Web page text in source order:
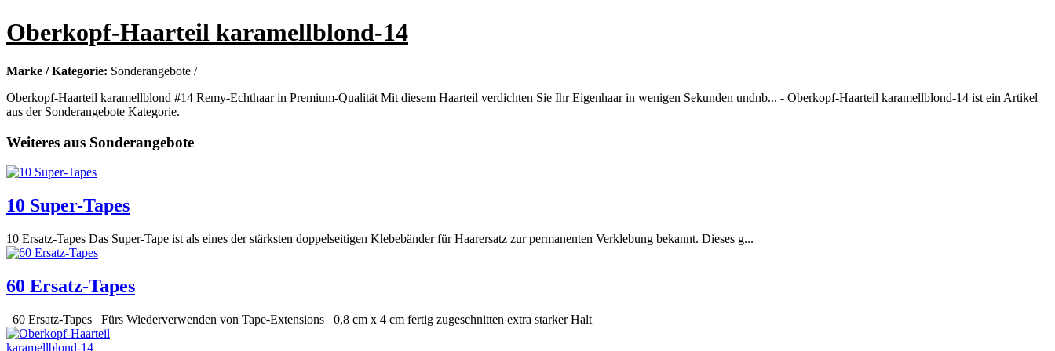
Oberkopf-Haarteil karamellblond-14
Marke / Kategorie: Sonderangebote /
Oberkopf-Haarteil karamellblond #14 Remy-Echthaar in Premium-Qualität Mit diesem Haarteil verdichten Sie Ihr Eigenhaar in wenigen Sekunden undnb... - Oberkopf-Haarteil karamellblond-14 ist ein Artikel
aus der Sonderangebote Kategorie.
Weiteres aus Sonderangebote
10 Super-Tapes
10 Ersatz-Tapes Das Super-Tape ist als eines der stärksten doppelseitigen Klebebänder für Haarersatz zur permanenten Verklebung bekannt. Dieses g...
60 Ersatz-Tapes
60 Ersatz-Tapes Fürs Wiederverwenden von Tape-Extensions 0,8 cm x 4 cm fertig zugeschnitten extra starker Halt